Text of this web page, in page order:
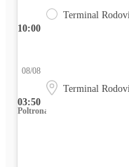
10:00
Terminal
03:50
08/08
Terminal
Poltrona